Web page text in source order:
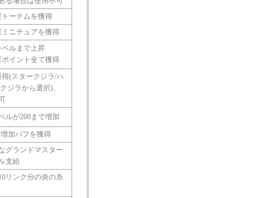
ーテムを獲得
ニチュアを獲得
ベルまで上昇
ポイント全て獲得
(スタークジラ/ハ
ジラから選択)、
ルが200まで増加
加バフを獲得
グランドマスター
支給
リンク分の炎の糸